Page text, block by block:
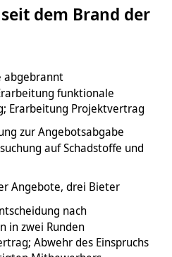
dem Brand der
abgebrannt
funktionale
Erarbeitung Projektvertrag
zur Angebotsabgabe
auf Schadstoffe und
Angebote, drei Bieter
nach
in zwei Runden
Abwehr des Einspruchs